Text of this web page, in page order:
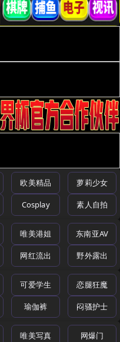
欧美精品 萝莉少女
Cosplay 素人自拍
唯美港姐 东南亚AV
网红流出 野外露出
可爱学生 恋腿狂魔
瑜伽裤 闷骚护士
唯美写真 网爆门